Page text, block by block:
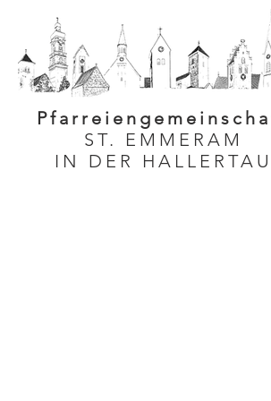
ST. EMMERAM
IN DER HALLERTAU